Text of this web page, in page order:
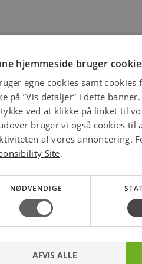
459900
Gu4/
hjemmeside bruger
egne cookies samt
på ”Vis detaljer” i dette
ved at klikke på linket til
bruger vi også cookies til
af vores annoncering.
Site.
NØDVENDIGE
AFVIS ALLE